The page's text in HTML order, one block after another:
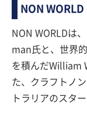
NON WORLD
NON WORLDは
man氏と、世界
を積んだWilliam
た、クラフトノ
トラリアのスタ